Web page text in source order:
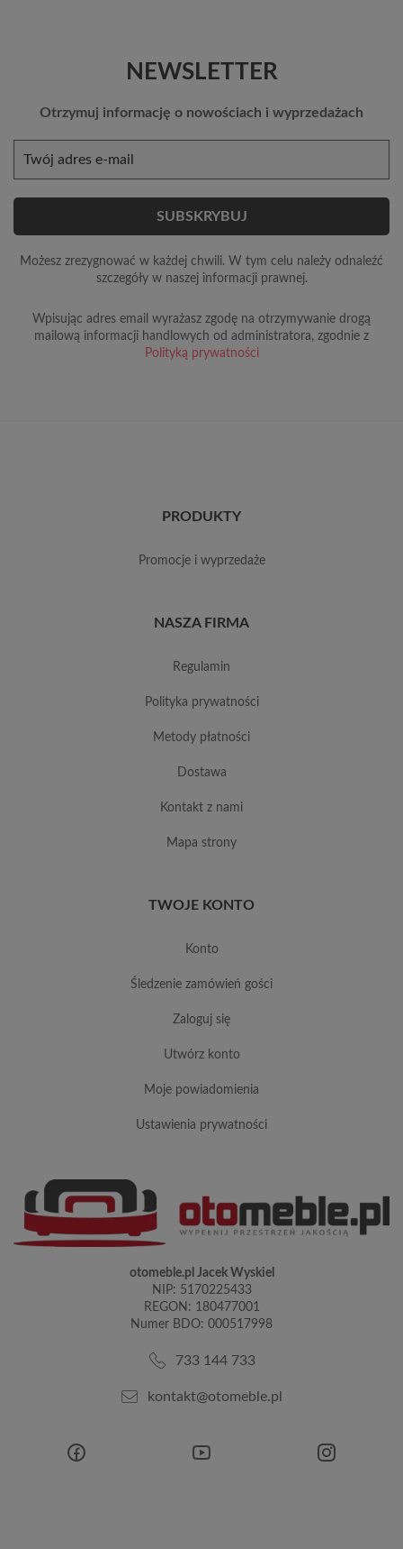
NEWSLETTER
Otrzymuj informację o nowościach i wyprzedażach
Możesz zrezygnować w każdej chwili. W tym celu należy odnaleźć
szczegóły w naszej informacji prawnej.
Wpisując adres email wyrażasz zgodę na otrzymywanie drogą
mailową informacji handlowych od administratora, zgodnie z
Polityką prywatności
PRODUKTY
promocje i wyprzedaże
NASZA FIRMA
regulamin
polityka prywatności
metody płatności
dostawa
kontakt z nami
mapa strony
TWOJE KONTO
konto
śledzenie zamówień gości
zaloguj się
utwórz konto
moje powiadomienia
ustawienia prywatności
otomeble.pl Jacek Wyskiel
NIP: 5170225433
REGON: 180477001
Numer BDO: 000517998
733 144 733
kontakt@otomeble.pl